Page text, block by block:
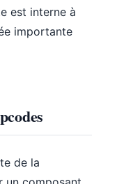
est interne à
importante
de la